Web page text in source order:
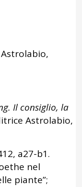
Astrolabio,
Il consiglio, la
Astrolabio,
a27-b1.
nel
piante”;